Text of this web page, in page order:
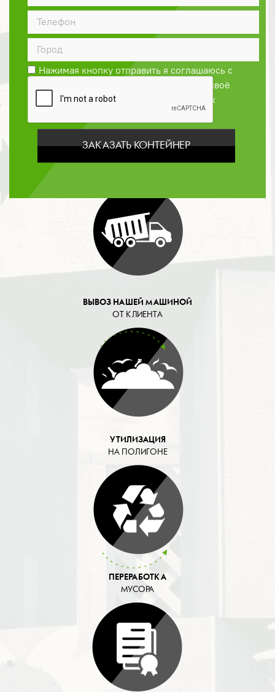
ВЫВОЗ НАШЕЙ МАШИНОЙ
ОТ КЛИЕНТА
УТИЛИЗАЦИЯ
НА ПОЛИГОНЕ
ПЕРЕРАБОТКА
МУСОРА
Нажимая кнопку отправить я соглашаюсь с
и даю своё
согласие на обработку персональных
ЗАКАЗАТЬ КОНТЕЙНЕР